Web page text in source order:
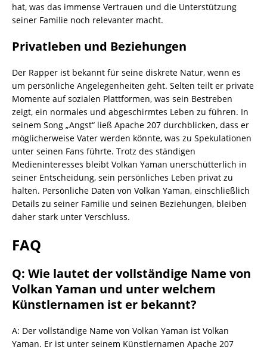
hat, was das immense Vertrauen und die Unterstützung
seiner Familie noch relevanter macht.
Privatleben und Beziehungen
Der Rapper ist bekannt für seine diskrete Natur, wenn es
um persönliche Angelegenheiten geht. Selten teilt er private
Momente auf sozialen Plattformen, was sein Bestreben
zeigt, ein normales und abgeschirmtes Leben zu führen. In
seinem Song „Angst“ ließ Apache 207 durchblicken, dass er
möglicherweise Vater werden könnte, was zu Spekulationen
unter seinen Fans führte. Trotz des ständigen
Medieninteresses bleibt Volkan Yaman unerschütterlich in
seiner Entscheidung, sein persönliches Leben privat zu
halten. Persönliche Daten von Volkan Yaman, einschließlich
Details zu seiner Familie und seinen Beziehungen, bleiben
daher stark unter Verschluss.
FAQ
Q: Wie lautet der vollständige Name von
Volkan Yaman und unter welchem
Künstlernamen ist er bekannt?
A: Der vollständige Name von Volkan Yaman ist Volkan
Yaman. Er ist unter seinem Künstlernamen Apache 207